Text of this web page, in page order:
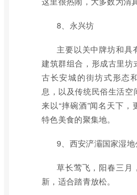
8、永兴坊
主要以关中牌坊和具
建筑群组合，形成古里坊
古长安城的街坊式形态
息，以及传统民俗生活空
来以“摔碗酒”闻名天下，
特色美食的聚集地。
9、西安浐灞国家湿地
草长莺飞，阳春三月
新，适合踏青放松。